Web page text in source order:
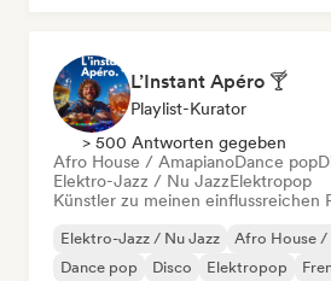
L’Instant Apéro 🍸
Playlist-Kurator
> 500 Antworten gegeben
Afro House / AmapianoDance pop
Elektro-Jazz / Nu JazzElektropop
Künstler zu meinen einflussreichen
Elektro-Jazz / Nu Jazz
Afro House /
Dance pop
Disco Elektropop